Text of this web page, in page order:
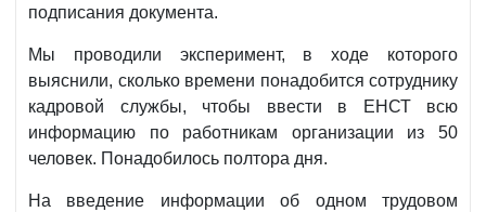
подписания документа.
Мы проводили эксперимент, в ходе которого
выяснили, сколько времени понадобится сотруднику
кадровой службы, чтобы ввести в ЕНСТ всю
информацию по работникам организации из 50
человек. Понадобилось полтора дня.
На введение информации об одном трудовом